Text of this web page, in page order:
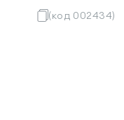
(код 002434)